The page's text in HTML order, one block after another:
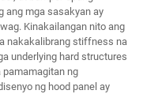
ang mga sasakyan ay
Kinakailangan nito ang
nakakalibrang stiffness na
underlying hard structures
pamamagitan ng
ng hood panel ay